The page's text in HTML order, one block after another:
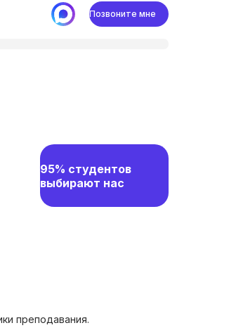
Позвоните мне
95% студентов
выбирают нас
преподавания.